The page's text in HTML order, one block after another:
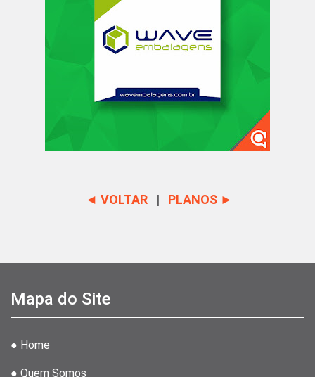
◄ VOLTAR | PLANOS ►
Mapa do Site
● Home
● Quem Somos